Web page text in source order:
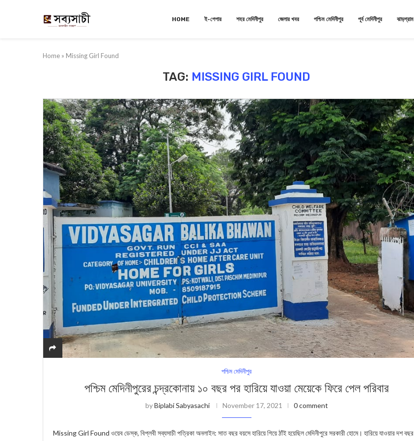
HOME ই-পেপার শহর মেদিনীপুর জেলার খবর পশ্চিম মেদিনীপুর পূর্ব মেদিনীপুর ঝাড়গ্রাম
Home » Missing Girl Found
TAG: MISSING GIRL FOUND
পশ্চিম মেদিনীপুর
পশ্চিম মেদিনীপুরের চন্দ্রকোনায় ১০ বছর পর হারিয়ে যাওয়া মেয়েকে ফিরে পেল পরিবার
byBiplabi Sabyasachi November 17, 2021 0 comment
Missing Girl Found ওয়েব ডেস্ক, বিপ্লবী সব্যসাচী পত্রিকা অনলাইন: সাত বছর বয়সে হারিয়ে গিয়ে ঠাঁই হয়েছিল মেদিনীপুরে সরকারী হোমে। হারিয়ে যাওয়ার দশ বছর